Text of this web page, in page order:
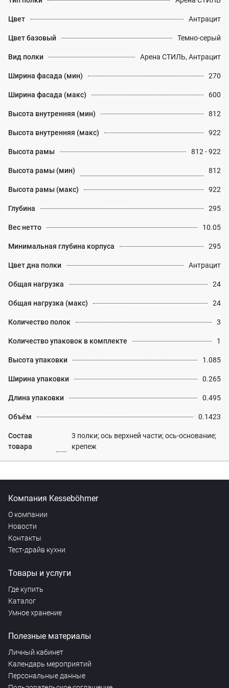
Цвет Антрацит
Цвет базовый Темно-серый
Вид полки Арена СТИЛЬ, Антрацит
Ширина фасада (мин) 270
Ширина фасада (макс) 600
Высота внутренняя (мин) 812
Высота внутренняя (макс) 922
Высота рамы 812 - 922
Высота рамы (мин) 812
Высота рамы (макс) 922
Глубина 295
Вес нетто 10.05
Минимальная глубина корпуса 295
Цвет дна полки Антрацит
Общая нагрузка 24
Общая нагрузка (макс) 24
Количество полок 3
Количество упаковок в комплекте 1
Высота упаковки 1.085
Ширина упаковки 0.265
Длина упаковки 0.495
Объём 0.1423
Состав
товара
3 полки; ось верхней части; ось-основание;
крепеж
Компания Kesseböhmer
О компании
Новости
Контакты
Тест-драйв кухни
Товары и услуги
Где купить
Каталог
Умное хранение
Полезные материалы
Личный кабинет
Календарь мероприятий
Персональные данные